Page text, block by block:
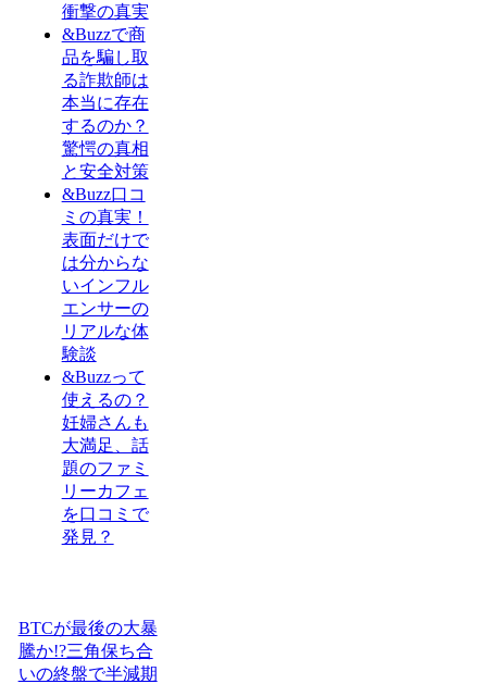
衝撃の真実
&Buzzで商
品を騙し取
る詐欺師は
本当に存在
するのか？
驚愕の真相
と安全対策
&Buzz口コ
ミの真実！
表面だけで
は分からな
いインフル
エンサーの
リアルな体
験談
&Buzzって
使えるの？
妊婦さんも
大満足、話
題のファミ
リーカフェ
を口コミで
発見？
BTCが最後の大暴
騰か!?三角保ち合
いの終盤で半減期